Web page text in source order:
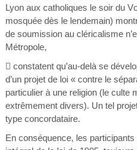
Lyon aux catholiques le soir du
mosquée dès le lendemain)
de soumission au cléricalisme
Métropole,
 constatent qu’au-delà se
d’un projet de loi « contre le
particulier à une religion (le culte
extrêmement divers). Un tel
type concordataire.
En conséquence, les